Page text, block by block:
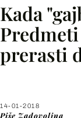
Kada
prerasti
14-01-2018
Piše Zadovoljna
X